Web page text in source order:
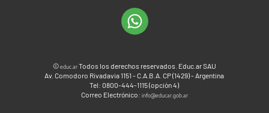
©educ.arTodos los derechos reservados. Educ.ar SAU
Av. Comodoro Rivadavia 1151 - C.A.B.A. CP (1429) - Argentina
Tel: 0800-444-1115 (opción 4)
Correo Electrónico: info@educar.gob.ar